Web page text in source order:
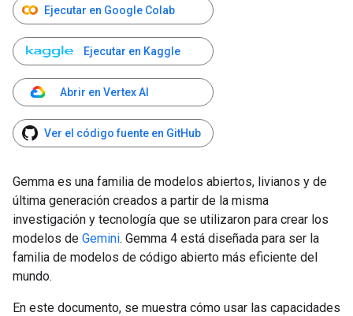
Ejecutar en Google Colab
Ejecutar en Kaggle
Abrir en Vertex AI
Ver el código fuente en GitHub
Gemma es una familia de modelos abiertos, livianos y de
última generación creados a partir de la misma
investigación y tecnología que se utilizaron para crear los
modelos de Gemini. Gemma 4 está diseñada para ser la
familia de modelos de código abierto más eficiente del
mundo.
En este documento, se muestra cómo usar las capacidades